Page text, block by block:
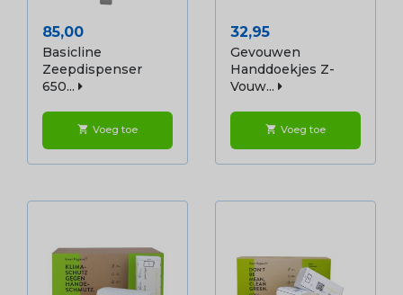
Prijs
85,00
Basicline
Zeepdispenser
650...
shopping_cart Voeg toe
Prijs
32,95
Gevouwen
Handdoekjes Z-
Vouw...
shopping_cart Voeg toe